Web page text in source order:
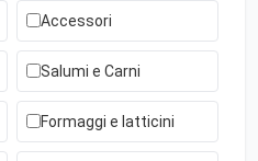
Accessori
Salumi e Carni
Formaggi e latticini